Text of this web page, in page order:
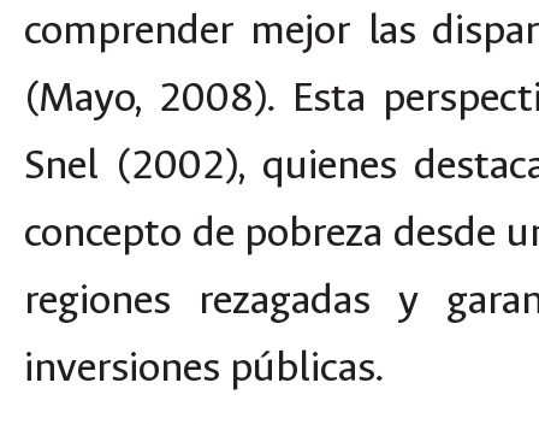
comprender mejor las
(Mayo, 2008). Esta
Snel (2002), quienes
concepto de pobreza desde
regiones rezagadas y
inversiones públicas.